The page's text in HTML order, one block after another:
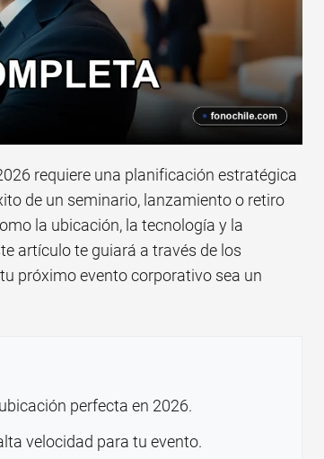
requiere una planificación estratégica
de un seminario, lanzamiento o retiro
la ubicación, la tecnología y la
artículo te guiará a través de los
próximo evento corporativo sea un
perfecta en 2026.
velocidad para tu evento.